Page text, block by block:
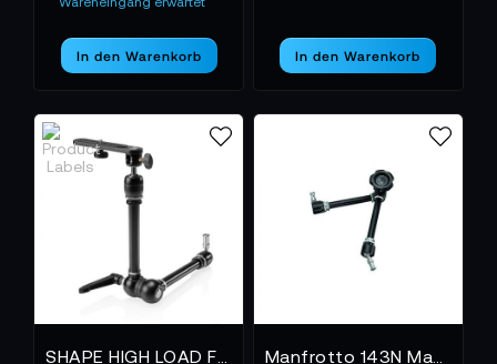
In den Warenkorb In den Warenkorb